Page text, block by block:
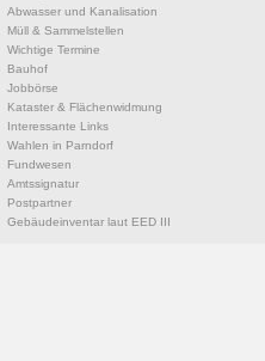
Abwasser und Kanalisation
Müll & Sammelstellen
Wichtige Termine
Bauhof
Jobbörse
Kataster & Flächenwidmung
Interessante Links
Wahlen in Parndorf
Fundwesen
Amtssignatur
Postpartner
Gebäudeinventar laut EED III